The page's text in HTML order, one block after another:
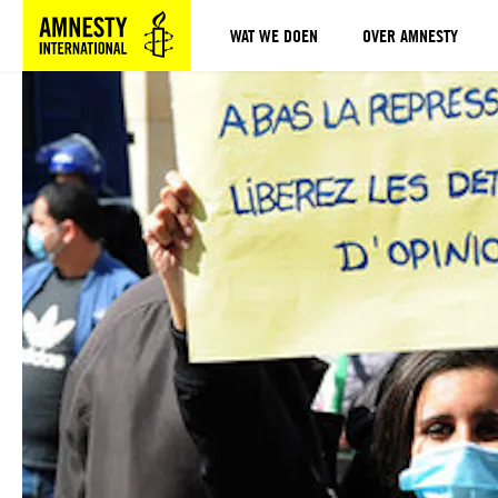
Sla navigatie over
WAT WE DOEN OVER AMNESTY